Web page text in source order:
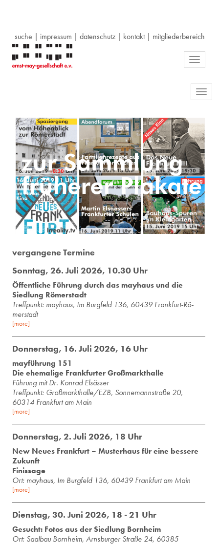
suche | impressum | datenschutz| kontakt| mitgliederbereich
Toggle
vergangene Termine
Sonntag, 26. Juli 2026, 10.30 Uhr
Öffentliche Führung durch das mayhaus und die
Siedlung Römerstadt
Treff­punkt: may­haus, Im Burg­feld 136, 60439 Frank­furt-Rö­
mer­stadt
[more]
Donnerstag, 16. Juli 2026, 16 Uhr
mayführung 151
Die ehemalige Frankfurter Großmarkthalle
Führung mit Dr. Konrad Elsässer
Treffpunkt: Großmarkthalle/EZB, Sonnemannstraße 20,
60314 Frankfurt am Main
[more]
Donnerstag, 2. Juli 2026, 18 Uhr
New Neues Frankfurt – Musterhaus für eine bessere
Zukunft
Finissage
Ort: mayhaus, Im Burgfeld 136, 60439 Frankfurt am Main
[more]
Dienstag, 30. Juni 2026, 18 - 21 Uhr
Gesucht: Fotos aus der Siedlung Bornheim
Ort: Saalbau Bornheim, Arnsburger Straße 24, 60385